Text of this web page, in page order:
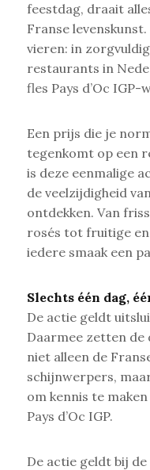
feestdag, draait
Franse
vieren: in
restaurants in
fles Pays d’Oc
Een prijs die je
tegenkomt op een
is deze eenmalige
de veelzijdigheid
ontdekken. Van
rosés tot fruitige
iedere smaak een
Slechts één dag,
De actie geldt
Daarmee zetten
niet alleen de
schijnwerpers,
om kennis te
Pays d’Oc IGP.
De actie geldt bij